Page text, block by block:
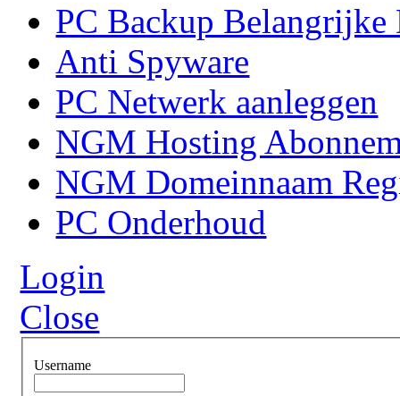
PC Backup Belangrijke
Anti Spyware
PC Netwerk aanleggen
NGM Hosting
NGM Domeinnaam
PC Onderhoud
Login
Close
Username